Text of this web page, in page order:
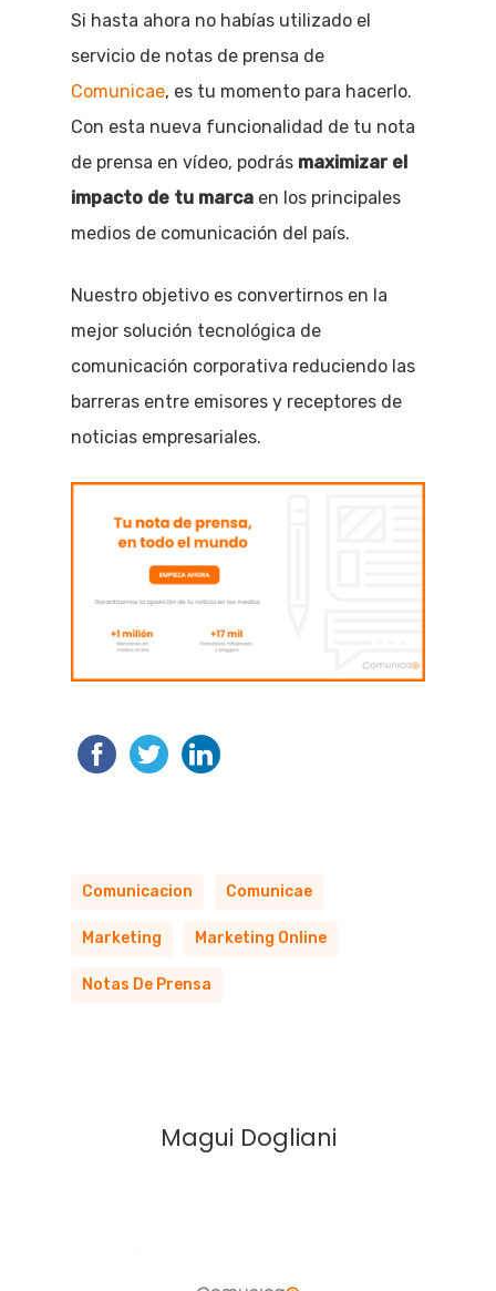
Si hasta ahora no habías utilizado el
servicio de notas de prensa de
Comunicae, es tu momento para hacerlo.
Con esta nueva funcionalidad de tu nota
de prensa en vídeo, podrás maximizar el
impacto de tu marca en los principales
medios de comunicación del país.
Nuestro objetivo es convertirnos en la
mejor solución tecnológica de
comunicación corporativa reduciendo las
barreras entre emisores y receptores de
noticias empresariales.
Comunicacion Comunicae
Marketing Marketing Online
Notas De Prensa
Magui Dogliani